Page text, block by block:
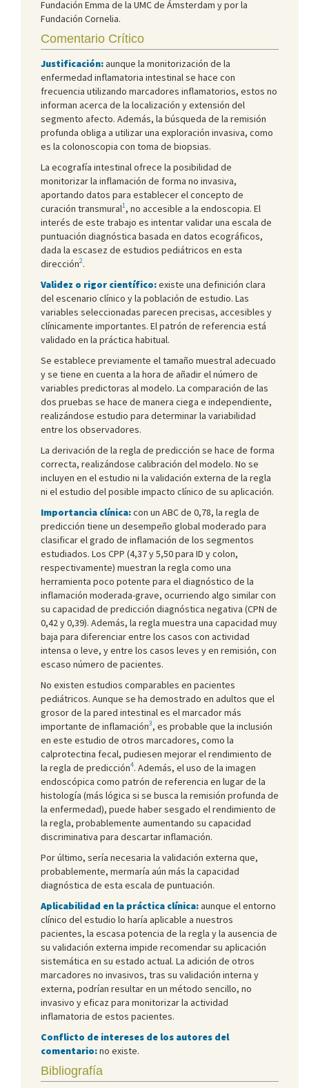
Fundación Emma de la UMC de Ámsterdam y por la
Fundación Cornelia.
Comentario Crítico
Justificación:aunque la monitorización de la
enfermedad inflamatoria intestinal se hace con
frecuencia utilizando marcadores inflamatorios, estos no
informan acerca de la localización y extensión del
segmento afecto. Además, la búsqueda de la remisión
profunda obliga a utilizar una exploración invasiva, como
es la colonoscopia con toma de biopsias.
La ecografía intestinal ofrece la posibilidad de
monitorizar la inflamación de forma no invasiva,
aportando datos para establecer el concepto de
curación transmural1, no accesible a la endoscopia. El
interés de este trabajo es intentar validar una escala de
puntuación diagnóstica basada en datos ecográficos,
dada la escasez de estudios pediátricos en esta
dirección2.
Validez o rigor científico:existe una definición clara
del escenario clínico y la población de estudio. Las
variables seleccionadas parecen precisas, accesibles y
clínicamente importantes. El patrón de referencia está
validado en la práctica habitual.
Se establece previamente el tamaño muestral adecuado
y se tiene en cuenta a la hora de añadir el número de
variables predictoras al modelo. La comparación de las
dos pruebas se hace de manera ciega e independiente,
realizándose estudio para determinar la variabilidad
entre los observadores.
La derivación de la regla de predicción se hace de forma
correcta, realizándose calibración del modelo. No se
incluyen en el estudio ni la validación externa de la regla
ni el estudio del posible impacto clínico de su aplicación.
Importancia clínica:con un ABC de 0,78, la regla de
predicción tiene un desempeño global moderado para
clasificar el grado de inflamación de los segmentos
estudiados. Los CPP (4,37 y 5,50 para ID y colon,
respectivamente) muestran la regla como una
herramienta poco potente para el diagnóstico de la
inflamación moderada-grave, ocurriendo algo similar con
su capacidad de predicción diagnóstica negativa (CPN de
0,42 y 0,39). Además, la regla muestra una capacidad muy
baja para diferenciar entre los casos con actividad
intensa o leve, y entre los casos leves y en remisión, con
escaso número de pacientes.
No existen estudios comparables en pacientes
pediátricos. Aunque se ha demostrado en adultos que el
grosor de la pared intestinal es el marcador más
importante de inflamación3, es probable que la inclusión
en este estudio de otros marcadores, como la
calprotectina fecal, pudiesen mejorar el rendimiento de
la regla de predicción4. Además, el uso de la imagen
endoscópica como patrón de referencia en lugar de la
histología (más lógica si se busca la remisión profunda de
la enfermedad), puede haber sesgado el rendimiento de
la regla, probablemente aumentando su capacidad
discriminativa para descartar inflamación.
Por último, sería necesaria la validación externa que,
probablemente, mermaría aún más la capacidad
diagnóstica de esta escala de puntuación.
Aplicabilidad en la práctica clínica:aunque el entorno
clínico del estudio lo haría aplicable a nuestros
pacientes, la escasa potencia de la regla y la ausencia de
su validación externa impide recomendar su aplicación
sistemática en su estado actual. La adición de otros
marcadores no invasivos, tras su validación interna y
externa, podrían resultar en un método sencillo, no
invasivo y eficaz para monitorizar la actividad
inflamatoria de estos pacientes.
Conflicto de intereses de los autores del
comentario:no existe.
Bibliografía